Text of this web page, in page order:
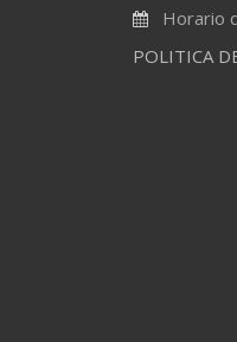
Horario
POLITICA